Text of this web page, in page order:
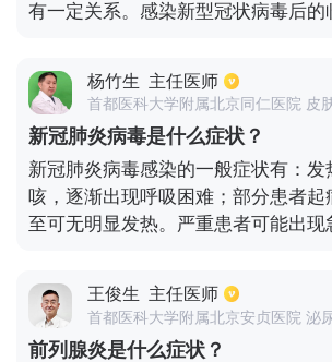
有一定关系。感染新型冠状病毒后的
困难等呼吸系统典型的症状，但是目
患者表现为乏力、精神差、恶心呕吐
统的症状，也有的患者以头痛等神经
表现，也有的患者以心慌胸闷等心血
首发表现，部分患者以结膜炎等眼科
现。还有一部分患者仅有四肢和腰背
杨竹生 主任医师
首都医科大学附属北京同仁医院 皮
新冠肺炎病毒是什么症状？
新冠肺炎病毒感染的一般症状有：发
咳，逐渐出现呼吸困难；部分患者起
至可无明显发热。严重患者可能出现
血功能障碍。从目前收治的病例情况
后良好，少数患者病情危重，甚至死
王俊生 主任医师
首都医科大学附属北京安贞医院 泌
前列腺炎是什么症状？